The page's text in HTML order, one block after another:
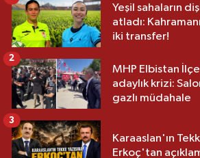
Yeşil sahaların
atladı:
iki transfer!
MHP Elbistan
adaylık krizi:
gazlı müdahale
2
Karaaslan'ın
Erkoç'tan
3